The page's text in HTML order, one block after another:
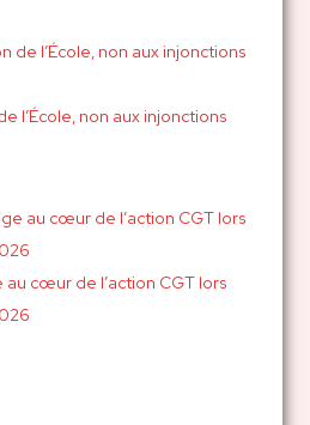
l’École, non aux injonctions
cœur de l’action CGT lors